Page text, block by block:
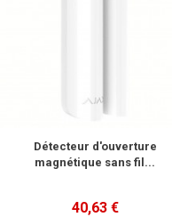
Détecteur d'ouverture
magnétique sans fil...
40,63 €